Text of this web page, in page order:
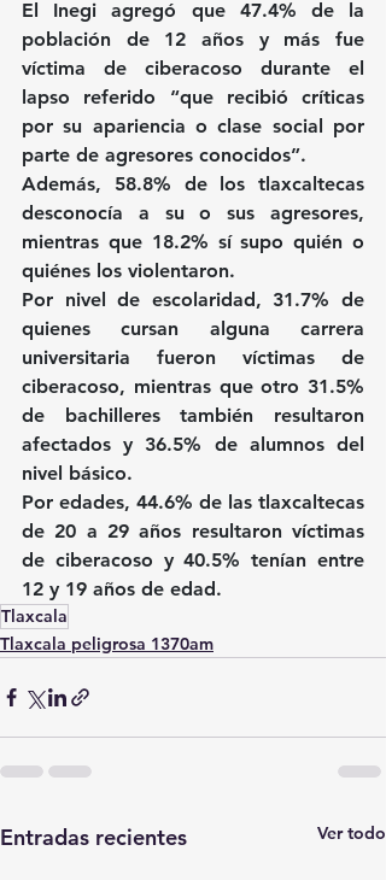
El Inegi agregó que 47.4% de la
población de 12 años y más fue
víctima de ciberacoso durante el
lapso referido “que recibió críticas
por su apariencia o clase social por
parte de agresores conocidos”.
Además, 58.8% de los tlaxcaltecas
desconocía a su o sus agresores,
mientras que 18.2% sí supo quién o
quiénes los violentaron.
Por nivel de escolaridad, 31.7% de
quienes cursan alguna carrera
universitaria fueron víctimas de
ciberacoso, mientras que otro 31.5%
de bachilleres también resultaron
afectados y 36.5% de alumnos del
nivel básico.
Por edades, 44.6% de las tlaxcaltecas
de 20 a 29 años resultaron víctimas
de ciberacoso y 40.5% tenían entre
12 y 19 años de edad.
Tlaxcala
Tlaxcala peligrosa 1370am
Entradas recientes Ver todo